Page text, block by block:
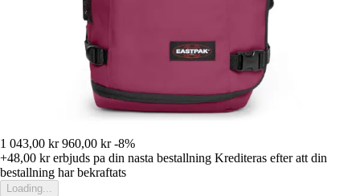
1 043,00 kr 960,00 kr -8%
+48,00 krerbjuds pa din nasta bestallning Krediteras efter att din
bestallning har bekraftats
Loading...